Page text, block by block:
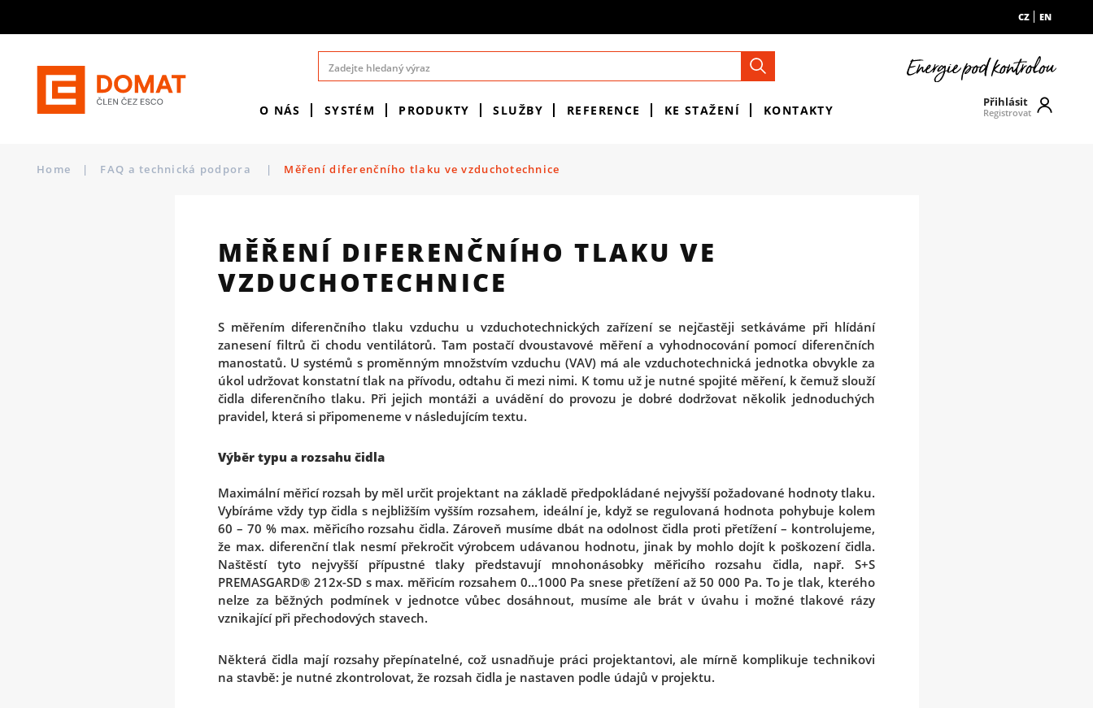
CZ EN
O NÁS SYSTÉM PRODUKTY SLUŽBY REFERENCE KE STAŽENÍ KONTAKTY
Přihlásit
Registrovat
Home | FAQ a technická podpora | Měření diferenčního tlaku ve vzduchotechnice
MĚŘENÍ DIFERENČNÍHO TLAKU VE
VZDUCHOTECHNICE
S měřením diferenčního tlaku vzduchu u vzduchotechnických zařízení se nejčastěji setkáváme při hlídání
zanesení filtrů či chodu ventilátorů. Tam postačí dvoustavové měření a vyhodnocování pomocí diferenčních
manostatů. U systémů s proměnným množstvím vzduchu (VAV) má ale vzduchotechnická jednotka obvykle za
úkol udržovat konstatní tlak na přívodu, odtahu či mezi nimi. K tomu už je nutné spojité měření, k čemuž slouží
čidla diferenčního tlaku. Při jejich montáži a uvádění do provozu je dobré dodržovat několik jednoduchých
pravidel, která si připomeneme v následujícím textu.
Výběr typu a rozsahu čidla
Maximální měřicí rozsah by měl určit projektant na základě předpokládané nejvyšší požadované hodnoty tlaku.
Vybíráme vždy typ čidla s nejbližším vyšším rozsahem, ideální je, když se regulovaná hodnota pohybuje kolem
60 – 70 % max. měřicího rozsahu čidla. Zároveň musíme dbát na odolnost čidla proti přetížení – kontrolujeme,
že max. diferenční tlak nesmí překročit výrobcem udávanou hodnotu, jinak by mohlo dojít k poškození čidla.
Naštěstí tyto nejvyšší přípustné tlaky představují mnohonásobky měřicího rozsahu čidla, např. S+S
PREMASGARD® 212x-SD s max. měřicím rozsahem 0...1000 Pa snese přetížení až 50 000 Pa. To je tlak, kterého
nelze za běžných podmínek v jednotce vůbec dosáhnout, musíme ale brát v úvahu i možné tlakové rázy
vznikající při přechodových stavech.
Některá čidla mají rozsahy přepínatelné, což usnadňuje práci projektantovi, ale mírně komplikuje technikovi
na stavbě: je nutné zkontrolovat, že rozsah čidla je nastaven podle údajů v projektu.